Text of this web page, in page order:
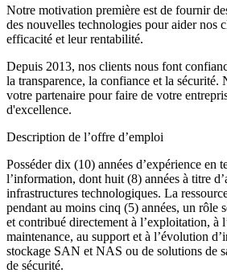
Notre motivation première est de fournir
des nouvelles technologies pour aider nos
efficacité et leur rentabilité.
Depuis 2013, nos clients nous font
la transparence, la confiance et la sécurité.
votre partenaire pour faire de votre
d'excellence.
Description de l’offre d’emploi
Posséder dix (10) années d’expérience en
l’information, dont huit (8) années à titre
infrastructures technologiques. La
pendant au moins cinq (5) années, un rôle
et contribué directement à l’exploitation, à
maintenance, au support et à l’évolution
stockage SAN et NAS ou de solutions de
de sécurité.